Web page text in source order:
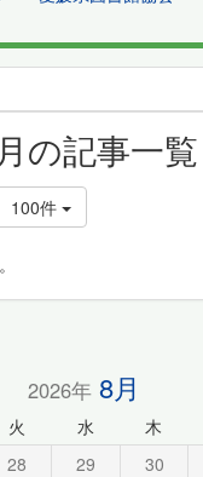
の記事一覧
100件
2026年8月
火 水 木
28 29 30